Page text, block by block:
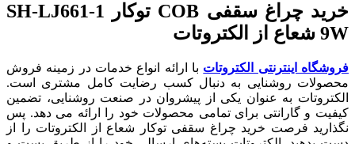
خرید چراغ سقفی COB توکار SH-LJ661-1
9W شعاع از الکتروتات
فروشگاه اینترنتی الکتروتات با ارائه انواع خدمات در زمینه فروش
محصولات روشنایی به دنبال کسب رضایت کامل مشتری است.
الکتروتات به عنوان یکی از پیشروان در صنعت روشنایی، تضمین
کیفیت و گارانتی برای تمامی محصولات خود را ارائه می دهد. پس
نگذارید فرصت خرید چراغ سقفی توکار شعاع از الکتروتات را از